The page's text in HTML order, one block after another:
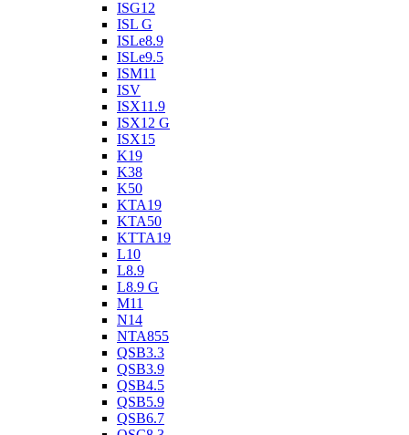
ISG12
ISL G
ISLe8.9
ISLe9.5
ISM11
ISV
ISX11.9
ISX12 G
ISX15
K19
K38
K50
KTA19
KTA50
KTTA19
L10
L8.9
L8.9 G
M11
N14
NTA855
QSB3.3
QSB3.9
QSB4.5
QSB5.9
QSB6.7